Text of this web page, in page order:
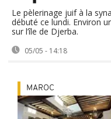
Le pèlerinage juif à la
débuté ce lundi. Environ
sur l’île de Djerba.
05/05 - 14:18
MAROC